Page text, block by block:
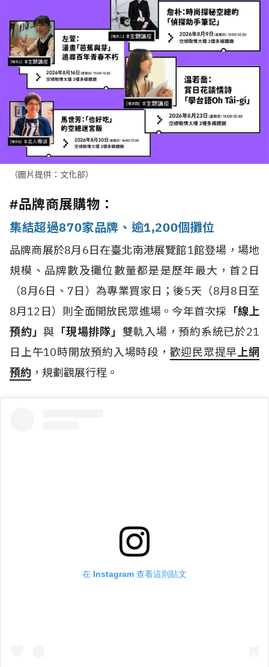
（圖片提供：文化部）
#品牌商展購物：
集結超過870家品牌、逾1,200個攤位
品牌商展於8月6日在臺北南港展覽館1館登場，場地
規模、品牌數及攤位數量都是是歷年最大，首2日
（8月6日、7日）為專業買家日；後5天（8月8日至
8月12日）則全面開放民眾進場。今年首次採 「線上
預約」與 「現場排隊」 雙軌入場，預約系統已於21
日上午10時開放預約入場時段， 歡迎民眾提早上網
預約 ，規劃觀展行程。
在 Instagram 查看這則貼文